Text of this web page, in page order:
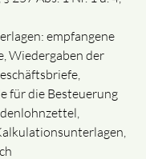
empfangene
Wiedergaben der
für die Besteuerung